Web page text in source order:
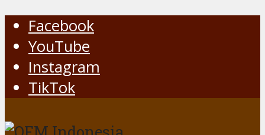
Facebook
YouTube
Instagram
TikTok